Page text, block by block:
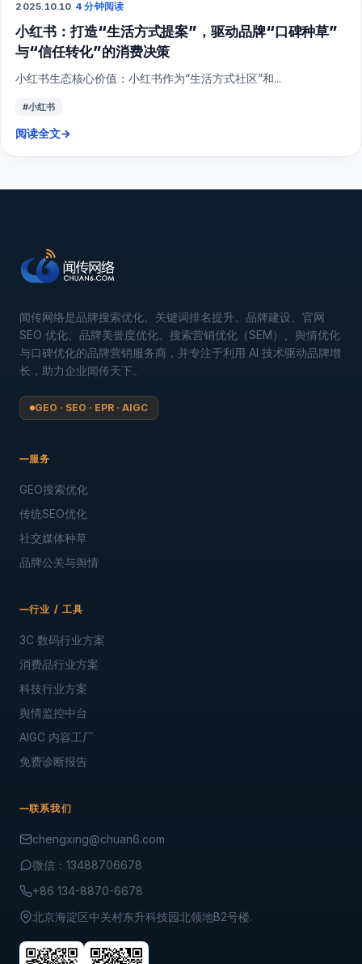
小红书
2025.10.10·4 分钟阅读
小红书：打造“生活方式提案”，驱动品牌“口碑种草”
与“信任转化”的消费决策
小红书生态核心价值：小红书作为“生活方式社区”和...
#小红书
阅读全文→
闻传网络是品牌搜索优化、关键词排名提升、品牌建设、官网
SEO 优化、品牌美誉度优化、搜索营销优化（SEM）、舆情优化
与口碑优化的品牌营销服务商，并专注于利用 AI 技术驱动品牌增
长，助力企业闻传天下。
GEO · SEO · EPR · AIGC
服务
GEO搜索优化
传统SEO优化
社交媒体种草
品牌公关与舆情
行业 / 工具
3C 数码行业方案
消费品行业方案
科技行业方案
舆情监控中台
AIGC 内容工厂
免费诊断报告
联系我们
chengxing@chuan6.com
微信：13488706678
+86 134-8870-6678
北京海淀区中关村东升科技园北领地B2号楼.